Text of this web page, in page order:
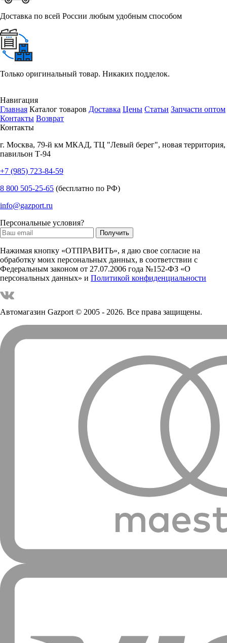
Доставка по всей России любым удобным способом
Только оригинальный товар. Никаких подделок.
Навигация
Главная Каталог товаров Доставка Цены Статьи Запчасти оптом
Контакты Возврат
Контакты
г. Москва, 79-й км МКАД, ТЦ "Левый берег", новая территория,
павильон Т-94
+7 (985) 723-84-59
8 800 505-25-65 (бесплатно по РФ)
info@gazport.ru
Персональные условия?
Нажимая кнопку «ОТПРАВИТЬ», я даю свое согласие на
обработку моих персональных данных, в соответствии с
Федеральным законом от 27.07.2006 года №152-ФЗ «О
персональных данных» и Политикой конфиденциальности
Автомагазин Gazport© 2005 - 2026. Все права защищены.